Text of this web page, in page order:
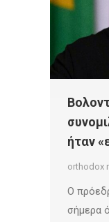
ήταν
orthodox
Ο
σήμερα